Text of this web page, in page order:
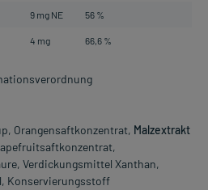
9 mg NE 56 %
4 mg 66,6 %
Orangensaftkonzentrat, Malzextrakt
Verdickungsmittel Xanthan,
Konservierungsstoff